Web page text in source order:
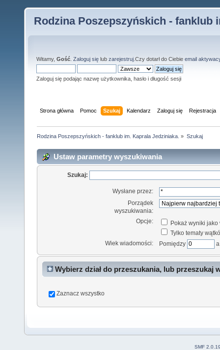
Rodzina Poszepszyńskich - fanklub
Witamy, Gość Zaloguj się lub zarejestruj .Czy dotarł do Ciebie email
Zaloguj się podając nazwę użytkownika, hasło i długość sesji
Strona główna Pomoc Szukaj Kalendarz Zaloguj się Rejestracja
Rodzina Poszepszyńskich - fanklub im. Kaprala Jedziniaka. » Szukaj
Ustaw parametry wyszukiwania
Szukaj:
Wysłane przez:
Porządek
wyszukiwania:
Opcje:
Pokaż wyniki jako
Tylko tematy
Wiek wiadomości:
Pomiędzy
Wybierz dział do przeszukania, lub przeszukaj
Zaznacz wszystko
SMF